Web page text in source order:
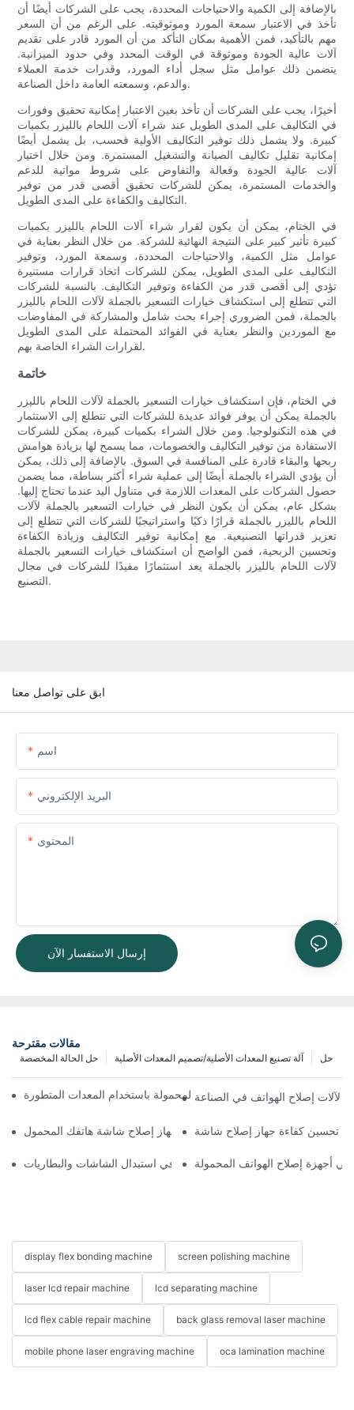
بالإضافة إلى الكمية والاحتياجات المحددة، يجب على الشركات أيضًا أن
تأخذ في الاعتبار سمعة المورد وموثوقيته. على الرغم من أن السعر
مهم بالتأكيد، فمن الأهمية بمكان التأكد من أن المورد قادر على تقديم
آلات عالية الجودة وموثوقة في الوقت المحدد وفي حدود الميزانية.
يتضمن ذلك عوامل مثل سجل أداء المورد، وقدرات خدمة العملاء
والدعم، وسمعته العامة داخل الصناعة.
أخيرًا، يجب على الشركات أن تأخذ بعين الاعتبار إمكانية تحقيق وفورات
في التكاليف على المدى الطويل عند شراء آلات اللحام بالليزر بكميات
كبيرة. ولا يشمل ذلك توفير التكاليف الأولية فحسب، بل يشمل أيضًا
إمكانية تقليل تكاليف الصيانة والتشغيل المستمرة. ومن خلال اختيار
آلات عالية الجودة وفعالة والتفاوض على شروط مواتية للدعم
والخدمات المستمرة، يمكن للشركات تحقيق أقصى قدر من توفير
التكاليف والكفاءة على المدى الطويل.
في الختام، يمكن أن يكون لقرار شراء آلات اللحام بالليزر بكميات
كبيرة تأثير كبير على النتيجة النهائية للشركة. من خلال النظر بعناية في
عوامل مثل الكمية، والاحتياجات المحددة، وسمعة المورد، وتوفير
التكاليف على المدى الطويل، يمكن للشركات اتخاذ قرارات مستنيرة
تؤدي إلى أقصى قدر من الكفاءة وتوفير التكاليف. بالنسبة للشركات
التي تتطلع إلى استكشاف خيارات التسعير بالجملة لآلات اللحام بالليزر
بالجملة، فمن الضروري إجراء بحث شامل والمشاركة في المفاوضات
مع الموردين والنظر بعناية في الفوائد المحتملة على المدى الطويل
لقرارات الشراء الخاصة بهم.
خاتمة
في الختام، فإن استكشاف خيارات التسعير بالجملة لآلات اللحام بالليزر
بالجملة يمكن أن يوفر فوائد عديدة للشركات التي تتطلع إلى الاستثمار
في هذه التكنولوجيا. ومن خلال الشراء بكميات كبيرة، يمكن للشركات
الاستفادة من توفير التكاليف والخصومات، مما يسمح لها بزيادة هوامش
ربحها والبقاء قادرة على المنافسة في السوق. بالإضافة إلى ذلك، يمكن
أن يؤدي الشراء بالجملة أيضًا إلى عملية شراء أكثر بساطة، مما يضمن
حصول الشركات على المعدات اللازمة في متناول اليد عندما تحتاج إليها.
بشكل عام، يمكن أن يكون النظر في خيارات التسعير بالجملة لآلات
اللحام بالليزر بالجملة قرارًا ذكيًا واستراتيجيًا للشركات التي تتطلع إلى
تعزيز قدراتها التصنيعية. مع إمكانية توفير التكاليف وزيادة الكفاءة
وتحسين الربحية، فمن الواضح أن استكشاف خيارات التسعير بالجملة
لآلات اللحام بالليزر بالجملة يعد استثمارًا مفيدًا للشركات في مجال
التصنيع.
ابق على تواصل معنا
اسم
البريد الإلكتروني
المحتوى
إرسال الاستفسار الآن
مقالات مقترحة
حل آلة تصنيع المعدات الأصلية/تصميم المعدات الأصلية حل الحالة المخصصة
تحسين سير عمل إصلاح الهواتف المحمولة باستخدام المعدات المتطورة
لآلات إصلاح الهواتف في الصناعة
اختيار الملحقات المناسبة لجهاز إصلاح شاشة هاتفك المحمول
استخدامات أجهزة إصلاح الهواتف في استبدال الشاشات والبطاريات
في أجهزة إصلاح الهواتف المحمولة
display flex bonding machine screen polishing machine
laser lcd repair machine lcd separating machine
lcd flex cable repair machine back glass removal laser machine
mobile phone laser engraving machine oca lamination machine